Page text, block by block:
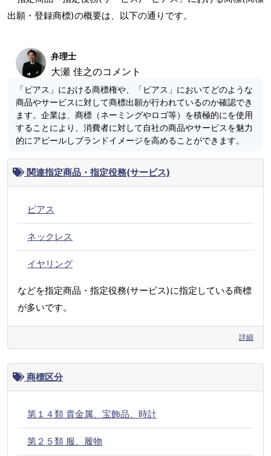
出願・登録商標)の概要は、以下の通りです。
弁理士
大瀬 佳之のコメント
「ピアス」における商標権や、「ピアス」においてどのような
商品やサービスに対して商標出願が行われているのか確認でき
ます。企業は、商標（ネーミングやロゴ等）を積極的にを使用
することにより、消費者に対して自社の商品やサービスを魅力
的にアピールしブランドイメージを高めることができます。
関連指定商品・指定役務(サービス)
ピアス
ネックレス
イヤリング
などを指定商品・指定役務(サービス)に指定している商標
が多いです。
詳細
商標区分
第１４類 貴金属、宝飾品、時計
第２５類 服、履物